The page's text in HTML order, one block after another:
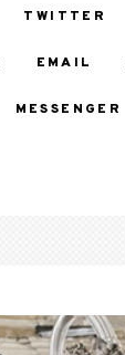
TWITTER
EMAIL
MESSENGER